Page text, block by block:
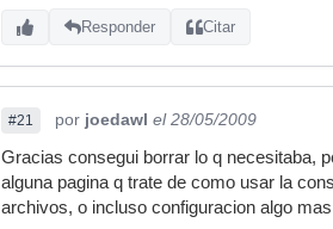
Responder Citar
#21 por joedawl el 28/05/2009
Gracias consegui borrar lo q necesitaba,
alguna pagina q trate de como usar la
archivos, o incluso configuracion algo